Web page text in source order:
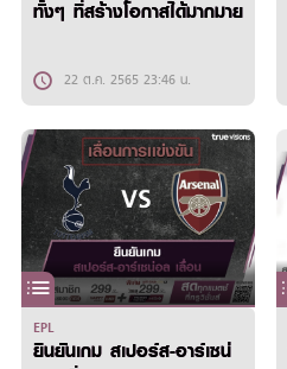
ทั้งๆ ที่สร้างโอกาสได้มากมาย
22 ต.ค. 2565 23:46 น.
EPL
ยืนยันเกม สเปอร์ส-อาร์เซน่